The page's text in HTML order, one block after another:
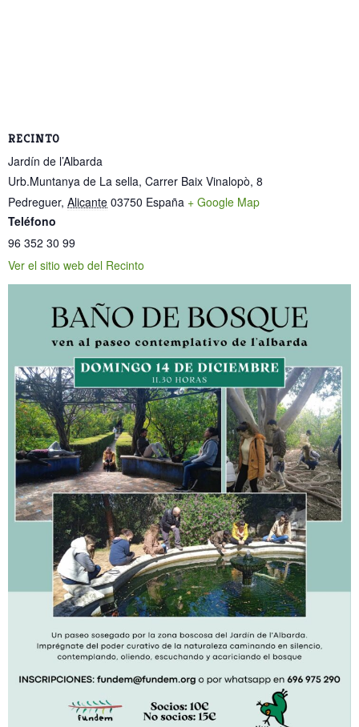
RECINTO
Jardín de l’Albarda
Urb.Muntanya de La sella, Carrer Baix Vinalopò, 8
Pedreguer, Alicante 03750 España + Google Map
Teléfono
96 352 30 99
Ver el sitio web del Recinto